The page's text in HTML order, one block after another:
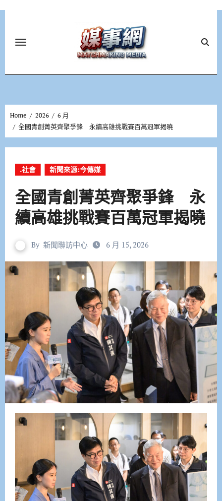
Home 2026
6 月
全國青創菁英齊聚爭鋒 永續高雄挑戰賽百萬冠軍揭曉
.社會 新聞來源:今傳媒
全國青創菁英齊聚爭鋒 永
續高雄挑戰賽百萬冠軍揭曉
By 新聞聯訪中心 6 月 15, 2026